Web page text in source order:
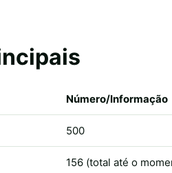
Número/Informação
500
156 (total até o